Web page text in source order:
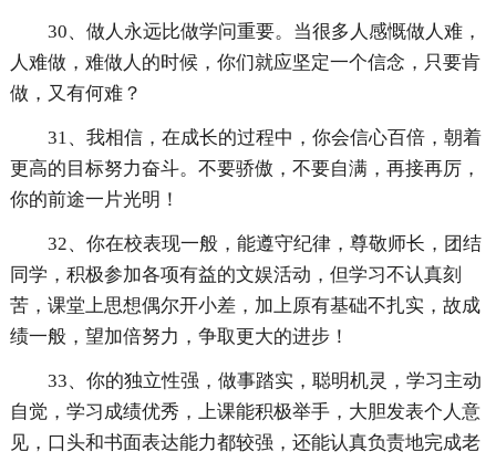
30、做人永远比做学问重要。当很多人感慨做人难，
人难做，难做人的时候，你们就应坚定一个信念，只要肯
做，又有何难？
31、我相信，在成长的过程中，你会信心百倍，朝着
更高的目标努力奋斗。不要骄傲，不要自满，再接再厉，
你的前途一片光明！
32、你在校表现一般，能遵守纪律，尊敬师长，团结
同学，积极参加各项有益的文娱活动，但学习不认真刻
苦，课堂上思想偶尔开小差，加上原有基础不扎实，故成
绩一般，望加倍努力，争取更大的进步！
33、你的独立性强，做事踏实，聪明机灵，学习主动
自觉，学习成绩优秀，上课能积极举手，大胆发表个人意
见，口头和书面表达能力都较强，还能认真负责地完成老